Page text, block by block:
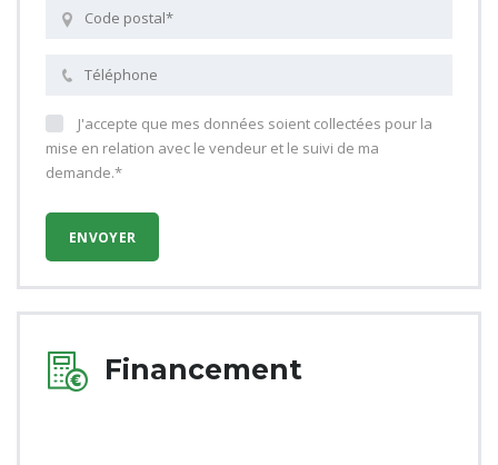
J'accepte que mes données soient collectées pour la
mise en relation avec le vendeur et le suivi de ma
demande.*
Financement